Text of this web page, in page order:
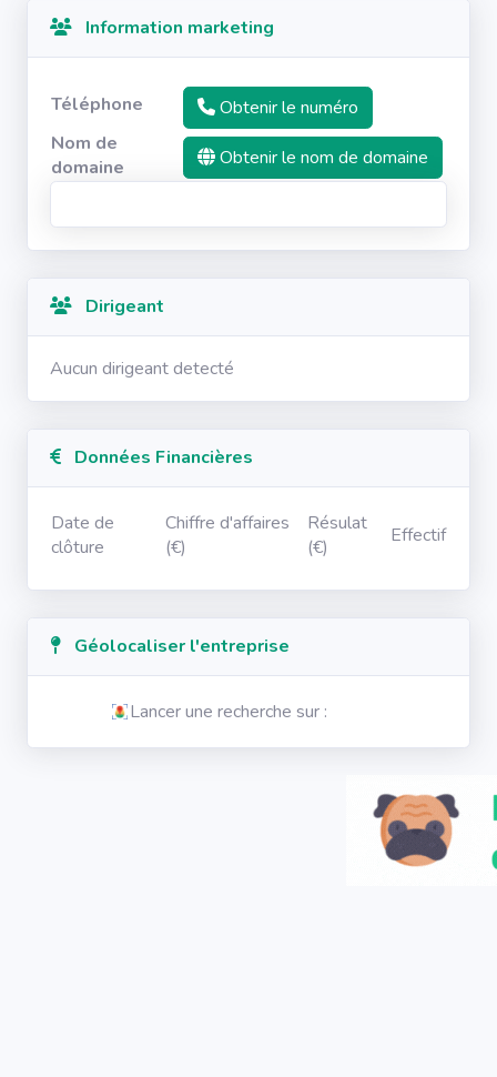
Information marketing
Téléphone
Obtenir le numéro
Nom de
domaine
Obtenir le nom de domaine
Dirigeant
Aucun dirigeant detecté
Données Financières
Date de
clôture
Chiffre d'affaires
(€)
Résulat
(€)
Effectif
Géolocaliser l'entreprise
Lancer une recherche sur :